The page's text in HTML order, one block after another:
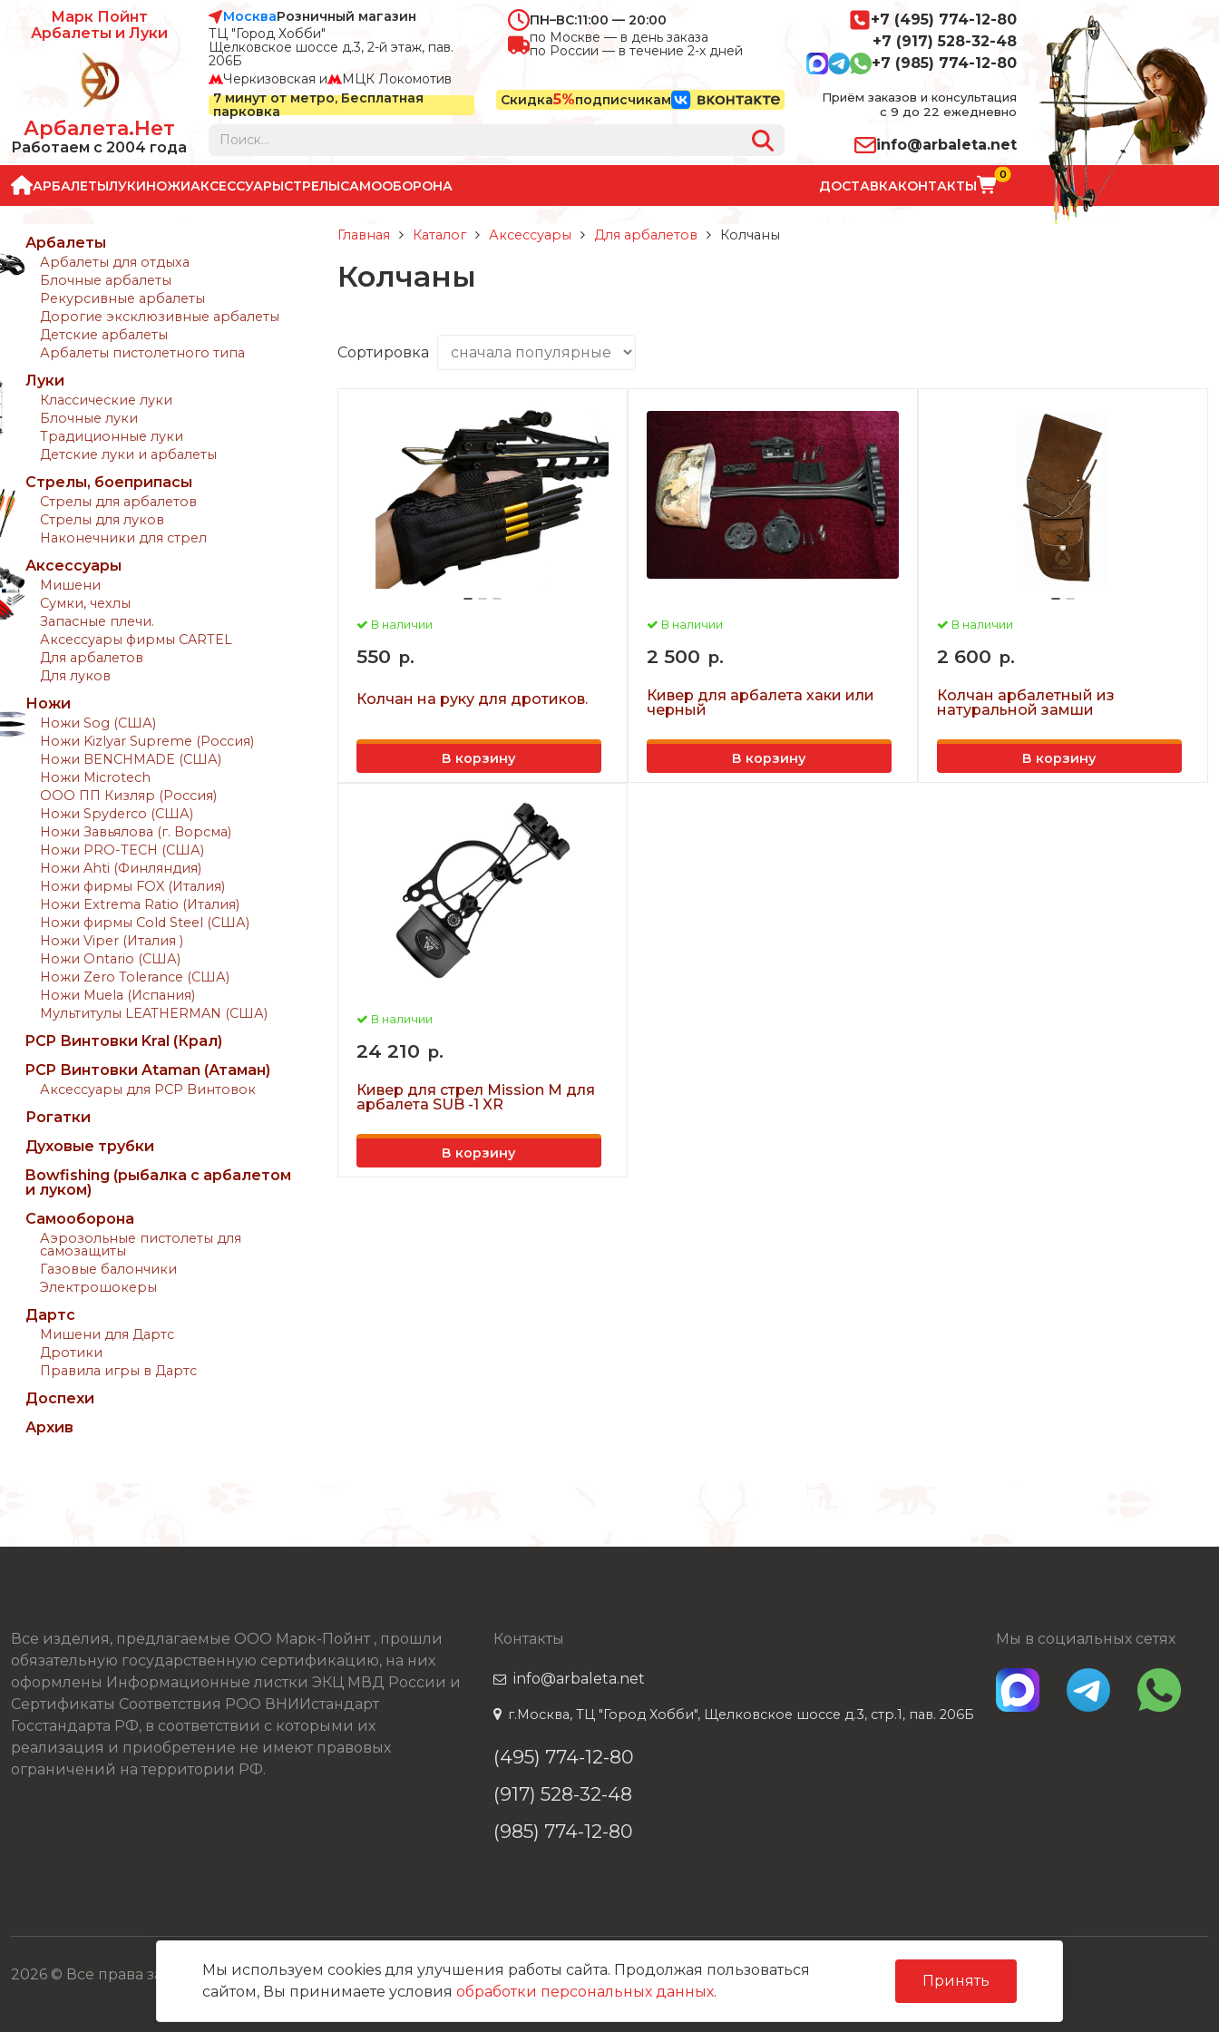
Марк Пойнт
Арбалеты и Луки
Арбалета.Нет
Работаем с 2004 года
МоскваРозничный магазин
ТЦ "Город Хобби"
Щелковское шоссе д.3, 2-й этаж, пав.
206Б
Черкизовская и
МЦК Локомотив
ПН–ВС:11:00 — 20:00
по Москве — в день заказа
по России — в течение 2-х дней
7 минут от метро, Бесплатная
парковка
Скидка5%подписчикам
+7 (495) 774-12-80
+7 (917) 528-32-48
+7 (985) 774-12-80
Приём заказов и консультация
с 9 до 22 ежедневно
info@arbaleta.net
АРБАЛЕТЫЛУКИНОЖИАКСЕССУАРЫСТРЕЛЫСАМООБОРОНА ДОСТАВКАКОНТАКТЫ
0
Арбалеты
Арбалеты для отдыха
Блочные арбалеты
Рекурсивные арбалеты
Дорогие эксклюзивные арбалеты
Детские арбалеты
Арбалеты пистолетного типа
Луки
Классические луки
Блочные луки
Традиционные луки
Детские луки и арбалеты
Стрелы, боеприпасы
Стрелы для арбалетов
Стрелы для луков
Наконечники для стрел
Аксессуары
Мишени
Сумки, чехлы
Запасные плечи.
Аксессуары фирмы CARTEL
Для арбалетов
Для луков
Ножи
Ножи Sog (США)
Ножи Kizlyar Supreme (Россия)
Ножи BENCHMADE (США)
Ножи Microtech
ООО ПП Кизляр (Россия)
Ножи Spyderco (США)
Ножи Завьялова (г. Ворсма)
Ножи PRO-TECH (США)
Ножи Ahti (Финляндия)
Ножи фирмы FOX (Италия)
Ножи Extrema Ratio (Италия)
Ножи фирмы Cold Steel (США)
Ножи Viper (Италия )
Ножи Ontario (США)
Ножи Zero Tolerance (США)
Ножи Muela (Испания)
Мультитулы LEATHERMAN (США)
PCP Винтовки Kral (Крал)
PCP Винтовки Ataman (Атаман)
Аксессуары для PCP Винтовок
Рогатки
Духовые трубки
Bowfishing (рыбалка с арбалетом
и луком)
Самооборона
Аэрозольные пистолеты для
самозащиты
Газовые балончики
Электрошокеры
Дартс
Мишени для Дартс
Дротики
Правила игры в Дартс
Доспехи
Архив
Главная Каталог Аксессуары Для арбалетов Колчаны
Колчаны
Сортировка
В наличии
550 р.
Колчан на руку для дротиков.
В корзину
В наличии
2 500 р.
Кивер для арбалета хаки или
черный
В корзину
В наличии
2 600 р.
Колчан арбалетный из
натуральной замши
В корзину
В наличии
24 210 р.
Кивер для стрел Mission M для
арбалета SUB -1 XR
В корзину
Все изделия, предлагаемые ООО Марк-Пойнт , прошли
обязательную государственную сертификацию, на них
оформлены Информационные листки ЭКЦ МВД России и
Сертификаты Соответствия РОО ВНИИстандарт
Госстандарта РФ, в соответствии с которыми их
реализация и приобретение не имеют правовых
ограничений на территории РФ.
Контакты
info@arbaleta.net
г.Москва, ТЦ "Город Хобби", Щелковское шоссе д.3, стр.1, пав. 206Б
(495) 774-12-80
(917) 528-32-48
(985) 774-12-80
Мы в социальных сетях
2026 © Все права защищены Политика конфиденциальности
Мы используем cookies для улучшения работы сайта. Продолжая пользоваться
сайтом, Вы принимаете условия обработки персональных данных.
Принять